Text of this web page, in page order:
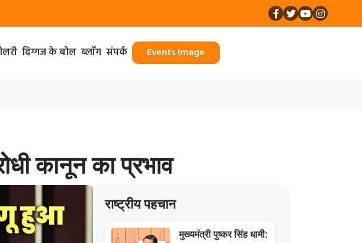
दिग्गज के बोल ब्लॉग संपर्क Events Image
कानून का प्रभाव
राष्ट्रीय पहचान
मुख्यमंत्री पुष्कर सिंह धामी: